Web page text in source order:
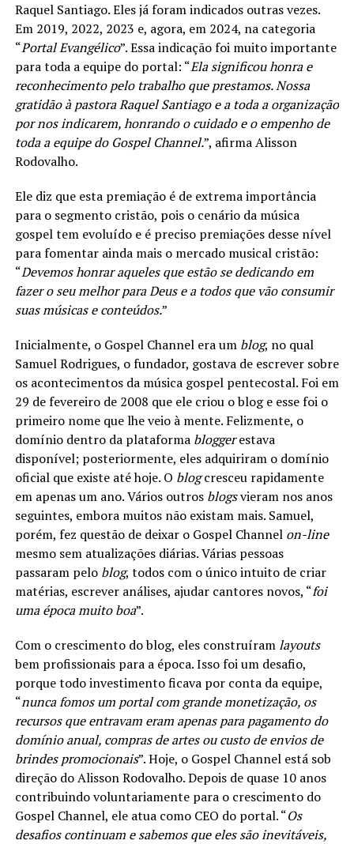
Raquel Santiago. Eles já foram indicados outras vezes.
Em 2019, 2022, 2023 e, agora, em 2024, na categoria
“Portal Evangélico”. Essa indicação foi muito importante
para toda a equipe do portal: “Ela significou honra e
reconhecimento pelo trabalho que prestamos. Nossa
gratidão à pastora Raquel Santiago e a toda a organização
por nos indicarem, honrando o cuidado e o empenho de
toda a equipe do Gospel Channel.”, afirma Alisson
Rodovalho.
Ele diz que esta premiação é de extrema importância
para o segmento cristão, pois o cenário da música
gospel tem evoluído e é preciso premiações desse nível
para fomentar ainda mais o mercado musical cristão:
“Devemos honrar aqueles que estão se dedicando em
fazer o seu melhor para Deus e a todos que vão consumir
suas músicas e conteúdos.”
Inicialmente, o Gospel Channel era um blog, no qual
Samuel Rodrigues, o fundador, gostava de escrever sobre
os acontecimentos da música gospel pentecostal. Foi em
29 de fevereiro de 2008 que ele criou o blog e esse foi o
primeiro nome que lhe veio à mente. Felizmente, o
domínio dentro da plataforma bloggerestava
disponível; posteriormente, eles adquiriram o domínio
oficial que existe até hoje. O blogcresceu rapidamente
em apenas um ano. Vários outros blogsvieram nos anos
seguintes, embora muitos não existam mais. Samuel,
porém, fez questão de deixar o Gospel Channel on-line
mesmo sem atualizações diárias. Várias pessoas
passaram pelo blog, todos com o único intuito de criar
matérias, escrever análises, ajudar cantores novos, “foi
uma época muito boa”.
Com o crescimento do blog, eles construíramlayouts
bem profissionais para a época. Isso foi um desafio,
porque todo investimento ficava por conta da equipe,
“nunca fomos um portal com grande monetização, os
recursos que entravam eram apenas para pagamento do
domínio anual, compras de artes ou custo de envios de
brindes promocionais”. Hoje, o Gospel Channel está sob
direção do Alisson Rodovalho. Depois de quase 10 anos
contribuindo voluntariamente para o crescimento do
Gospel Channel, ele atua como CEO do portal. “Os
desafios continuam e sabemos que eles são inevitáveis,